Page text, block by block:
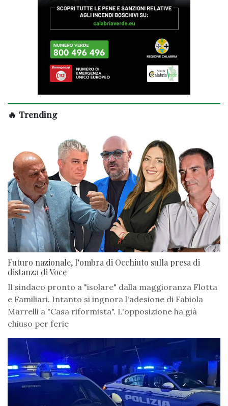
🔥 Trending
Futuro nazionale, l’ombra di Occhiuto sulla presa di
distanza di Voce
Il sindaco pronto a "isolare" dalla maggioranza Flotta
e Familiari. Intanto si ingnora l'adesione di Fabiola
Marrelli a "Casa riformista". L'opposizione ha già
chiuso per ferie